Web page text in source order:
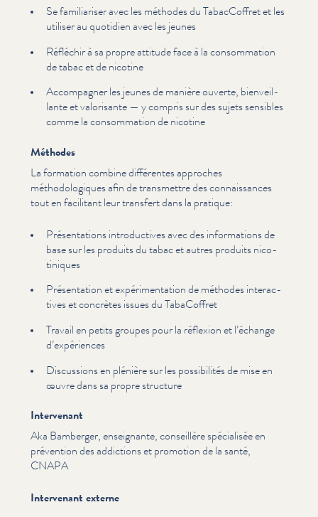
Se famil­iaris­er avec les méthodes du Tabac­Cof­fret et les
utiliser au quotidien avec les jeunes
Réfléchir à sa propre attitude face à la con­som­ma­tion
de tabac et de nicotine
Accompagner les jeunes de manière ouverte, bien­veil­
lante et valorisante — y compris sur des sujets sensibles
comme la con­som­ma­tion de nicotine
Méthodes
La formation combine différentes approches
méthodologiques afin de transmettre des con­nais­sances
tout en facilitant leur transfert dans la pratique:
Présen­ta­tions intro­duc­tives avec des infor­ma­tions de
base sur les produits du tabac et autres produits nico­
tiniques
Présen­ta­tion et expéri­men­ta­tion de méthodes inter­ac­
tives et concrètes issues du TabaCoffret
Travail en petits groupes pour la réflexion et l’échange
d’ex­péri­ences
Discussions en plénière sur les pos­si­bil­ités de mise en
œuvre dans sa propre structure
Intervenant
Aka Bamberger, enseignante, conseillère spécialisée en
prévention des addictions et promotion de la santé,
CNAPA
Intervenant externe